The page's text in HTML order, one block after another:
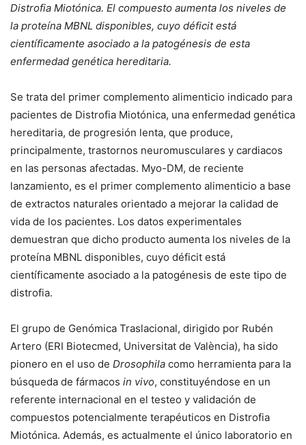
Distrofia Miotónica. El compuesto aumenta los niveles de
la proteína MBNL disponibles, cuyo déficit está
científicamente asociado a la patogénesis de esta
enfermedad genética hereditaria.
Se trata del primer complemento alimenticio indicado para
pacientes de Distrofia Miotónica, una enfermedad genética
hereditaria, de progresión lenta, que produce,
principalmente, trastornos neuromusculares y cardiacos
en las personas afectadas. Myo-DM, de reciente
lanzamiento, es el primer complemento alimenticio a base
de extractos naturales orientado a mejorar la calidad de
vida de los pacientes. Los datos experimentales
demuestran que dicho producto aumenta los niveles de la
proteína MBNL disponibles, cuyo déficit está
científicamente asociado a la patogénesis de este tipo de
distrofia.
El grupo de Genómica Traslacional, dirigido por Rubén
Artero (ERI Biotecmed, Universitat de València), ha sido
pionero en el uso de Drosophila como herramienta para la
búsqueda de fármacos in vivo, constituyéndose en un
referente internacional en el testeo y validación de
compuestos potencialmente terapéuticos en Distrofia
Miotónica. Además, es actualmente el único laboratorio en